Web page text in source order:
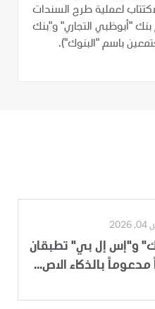
لعملية طرح السندات
بنك "أبوظبي التجاري" و"بنك
باسم "البنوك").
و"إس إل بي" تطبقان
مدعوماً بالذكاء الاص...